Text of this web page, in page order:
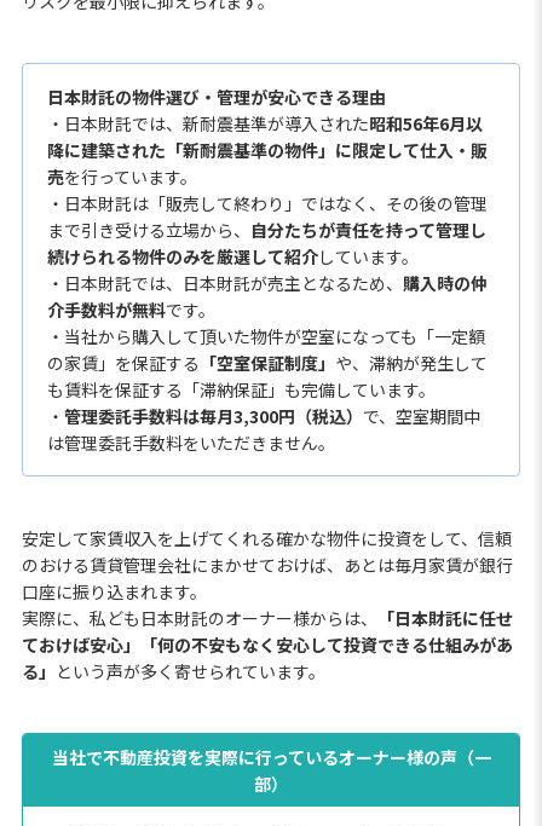
日本財託の物件選び・管理が安心できる理由
・日本財託では、新耐震基準が導入された昭和56年6月以
降に建築された「新耐震基準の物件」に限定して仕入・販
売を行っています。
・日本財託は「販売して終わり」ではなく、その後の管理
まで引き受ける立場から、 自分たちが責任を持って管理し
続けられる物件のみを厳選して紹介しています。
・日本財託では、日本財託が売主となるため、 購入時の仲
介手数料が無料です。
・当社から購入して頂いた物件が空室になっても「一定額
の家賃」を保証する 「空室保証制度」 や、滞納が発生して
も賃料を保証する「滞納保証」も完備しています。
・ 管理委託手数料は毎月3,300円（税込） で、空室期間中
は管理委託手数料をいただきません。
安定して家賃収入を上げてくれる確かな物件に投資をして、信頼
のおける賃貸管理会社にまかせておけば、あとは毎月家賃が銀行
口座に振り込まれます。
実際に、私ども日本財託のオーナー様からは、
「日本財託に任せ
ておけば安心」「何の不安もなく安心して投資できる仕組みがあ
る」 という声が多く寄せられています。
当社で不動産投資を実際に行っているオーナー様の声（一
部）